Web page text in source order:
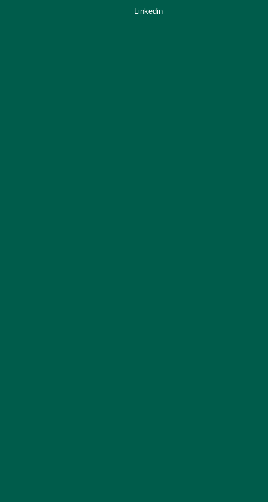
Linkedin